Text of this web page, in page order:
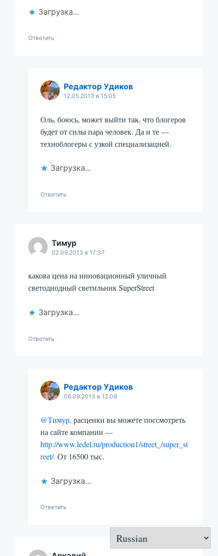
Загрузка...
Ответить
Редактор Удиков
12.05.2013 в 15:05
Оль, боюсь, может выйти так, что блогеров
будет от силы пара человек. Да и те —
техноблогеры с узкой специализацией.
Загрузка...
Ответить
Тимур
02.09.2013 в 17:37
какова цена на инновационный уличный
светодиодный светильник SuperStreet
Загрузка...
Ответить
Редактор Удиков
06.09.2013 в 12:09
@Тимур, расценки вы можете поссмотреть
на сайте компании —
http://www.ledel.ru/production1/street_/super_st
reet/. От 16500 тыс.
Загрузка...
Ответить